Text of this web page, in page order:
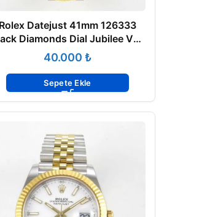
Rolex Datejust 41mm 126333
Diamonds Dial Jubilee VSF
V3 Eta Saat₺
Sepete Ekle